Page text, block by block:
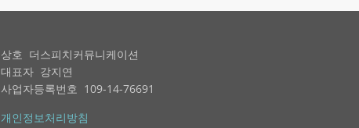
상호 더스피치커뮤니케이션
대표자 강지연
사업자등록번호 109-14-76691
개인정보처리방침